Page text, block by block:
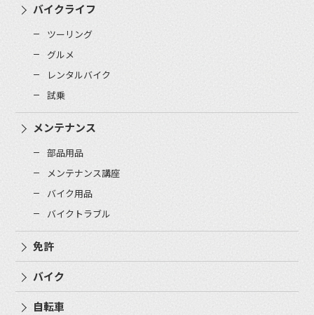
バイクライフ
ツーリング
グルメ
レンタルバイク
試乗
メンテナンス
部品用品
メンテナンス講座
バイク用品
バイクトラブル
免許
バイク
自転車